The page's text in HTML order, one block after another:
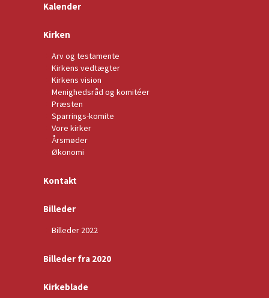
Kalender
Kirken
Arv og testamente
Kirkens vedtægter
Kirkens vision
Menighedsråd og komitéer
Præsten
Sparrings-komite
Vore kirker
Årsmøder
Økonomi
Kontakt
Billeder
Billeder 2022
Billeder fra 2020
Kirkeblade